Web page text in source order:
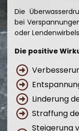
Die
bei
oder
Die positive
Linderung
Straffung
Steigerung